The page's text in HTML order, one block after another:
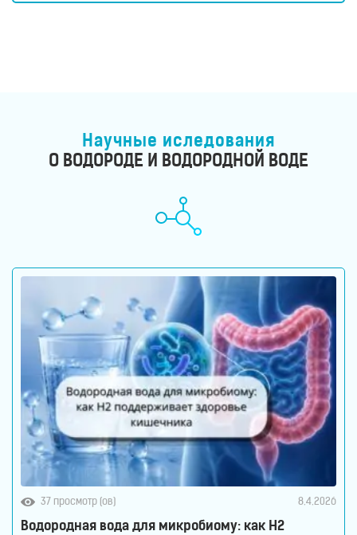
Научные иследования
О ВОДОРОДЕ И ВОДОРОДНОЙ ВОДЕ
37 просмотр (ов) 8.4.2026
Водородная вода для микробиому: как H2